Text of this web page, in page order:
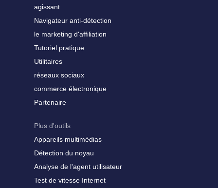
agissant
Navigateur anti-détection
le marketing d'affiliation
Tutoriel pratique
Utilitaires
réseaux sociaux
commerce électronique
Partenaire
Plus d'outils
Appareils multimédias
Détection du noyau
Analyse de l'agent utilisateur
Test de vitesse Internet